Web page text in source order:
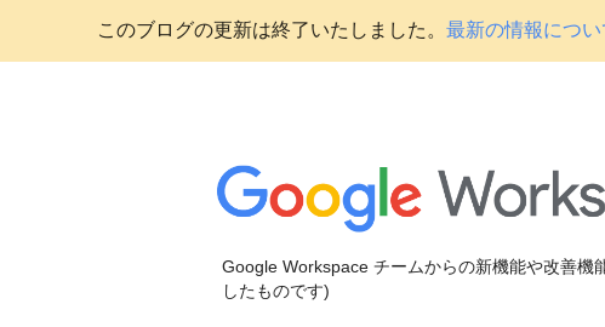
このブログの更新は終了いたしました。 最新の情報につ
Google Workspace チームからの新機能や改善機
したものです)